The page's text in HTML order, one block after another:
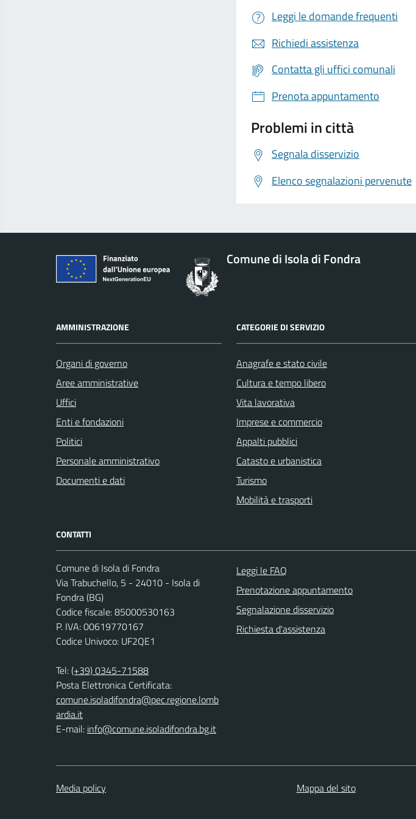
Leggi le domande frequenti
Richiedi assistenza
Contatta gli uffici comunali
Prenota appuntamento
Problemi in città
Segnala disservizio
Elenco segnalazioni pervenute
Comune di Isola di Fondra
AMMINISTRAZIONE
Organi di governo
Aree amministrative
Uffici
Enti e fondazioni
Politici
Personale amministrativo
Documenti e dati
CATEGORIE DI SERVIZIO
Anagrafe e stato civile
Cultura e tempo libero
Vita lavorativa
Imprese e commercio
Appalti pubblici
Catasto e urbanistica
Turismo
Mobilità e trasporti
CONTATTI
Comune di Isola di Fondra
Via Trabuchello, 5 - 24010 - Isola di
Fondra (BG)
Codice fiscale: 85000530163
P. IVA: 00619770167
Codice Univoco: UF2QE1
Tel:(+39) 0345-71588
Posta Elettronica Certificata:
comune.isoladifondra@pec.regione.lomb
ardia.it
E-mail: info@comune.isoladifondra.bg.it
Leggi le FAQ
Prenotazione appuntamento
Segnalazione disservizio
Richiesta d'assistenza
Media policy Mappa del sito